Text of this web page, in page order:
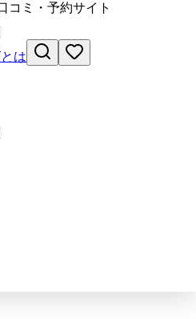
コミ・予約サイト
は